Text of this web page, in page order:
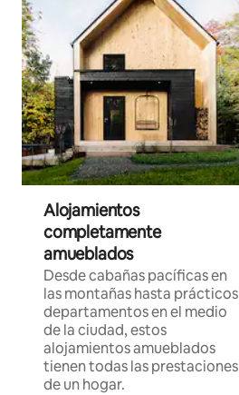
Alojamientos
completamente
amueblados
Desde cabañas pacíficas en
las montañas hasta prácticos
departamentos en el medio
de la ciudad, estos
alojamientos amueblados
tienen todas las prestaciones
de un hogar.